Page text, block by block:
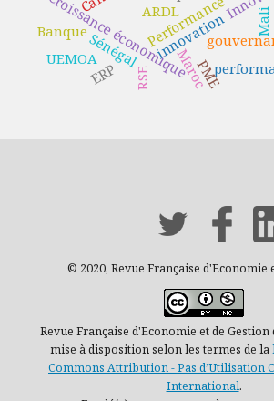
MarocPME
Performance Mali
innovation
Croissance économique
Sénégal
ARDL
UEMOA
RSE
Banque
ERP
© 2020, Revue Française d'Economie
Revue Française d'Economie et de Gestion
mise à disposition selon les termes de la
Commons Attribution - Pas d’Utilisation
International.